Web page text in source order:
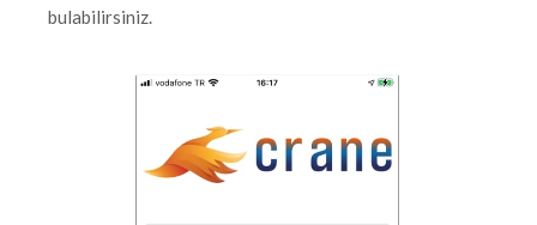
bulabilirsiniz.